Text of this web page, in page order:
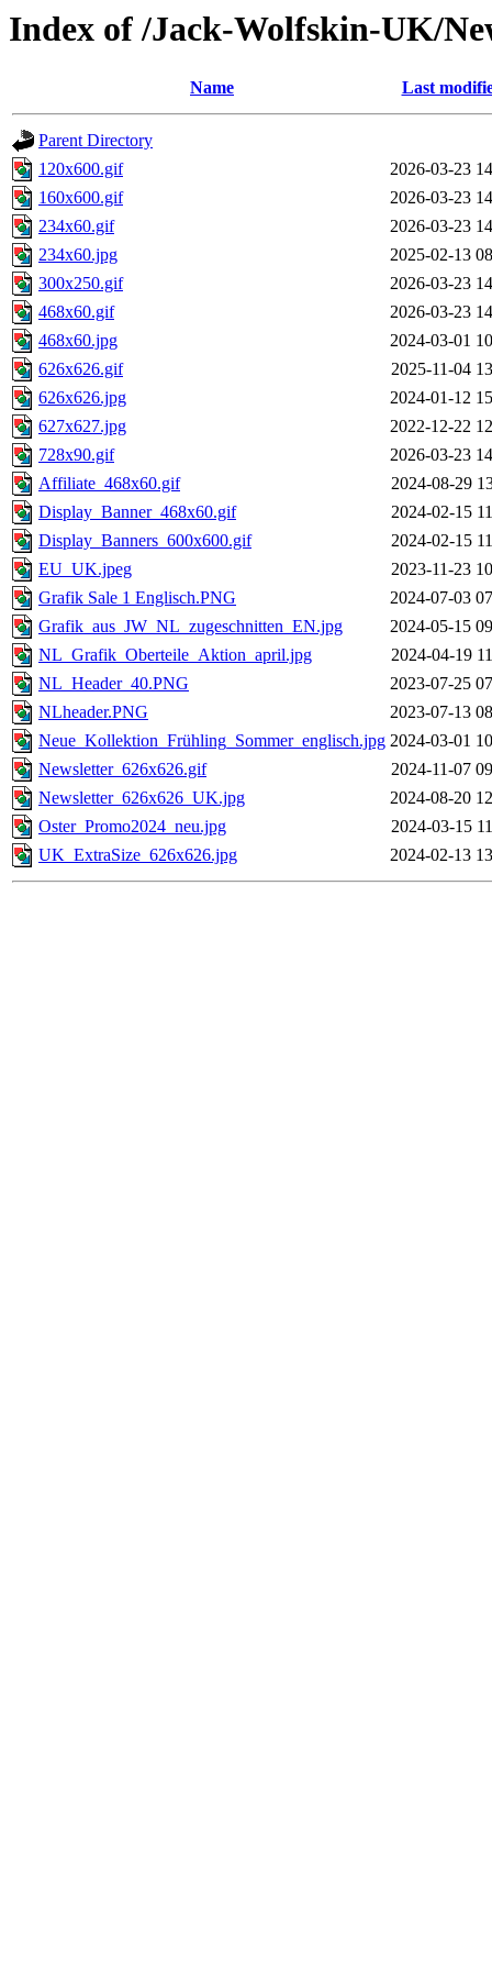
Index of /Jack-Wolfskin-UK/
Name Last
Parent Directory
120x600.gif
2026-03-23
160x600.gif
2026-03-23
234x60.gif
2026-03-23
234x60.jpg
2025-02-13
300x250.gif
2026-03-23
468x60.gif
2026-03-23
468x60.jpg
2024-03-01
626x626.gif
2025-11-04
626x626.jpg
2024-01-12
627x627.jpg
2022-12-22
728x90.gif
2026-03-23
Affiliate_468x60.gif
2024-08-29
Display_Banner_468x60.gif
2024-02-15
Display_Banners_600x600.gif
2024-02-15
EU_UK.jpeg
2023-11-23
Grafik Sale 1 Englisch.PNG
2024-07-03
Grafik_aus_JW_NL_zugeschnitten_EN.jpg
2024-05-15
NL_Grafik_Oberteile_Aktion_april.jpg
2024-04-19
NL_Header_40.PNG
2023-07-25
NLheader.PNG
2023-07-13
Neue_Kollektion_Frühling_Sommer_englisch.jpg 2024-03-01
Newsletter_626x626.gif
2024-11-07
Newsletter_626x626_UK.jpg
2024-08-20
Oster_Promo2024_neu.jpg
2024-03-15
UK_ExtraSize_626x626.jpg
2024-02-13